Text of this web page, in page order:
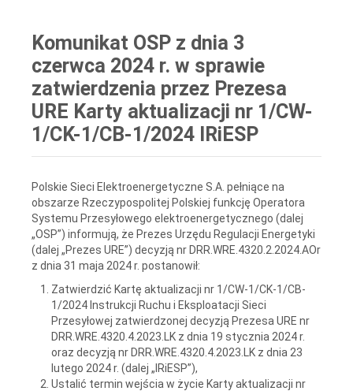
Komunikat OSP z dnia 3
czerwca 2024 r. w sprawie
zatwierdzenia przez Prezesa
URE Karty aktualizacji nr 1/CW-
1/CK-1/CB-1/2024 IRiESP
Polskie Sieci Elektroenergetyczne S.A. pełniące na
obszarze Rzeczypospolitej Polskiej funkcję Operatora
Systemu Przesyłowego elektroenergetycznego (dalej
„OSP”) informują, że Prezes Urzędu Regulacji Energetyki
(dalej „Prezes URE”) decyzją nr DRR.WRE.4320.2.2024.AOr
z dnia 31 maja 2024 r. postanowił:
Zatwierdzić Kartę aktualizacji nr 1/CW-1/CK-1/CB-
1/2024 Instrukcji Ruchu i Eksploatacji Sieci
Przesyłowej zatwierdzonej decyzją Prezesa URE nr
DRR.WRE.4320.4.2023.LK z dnia 19 stycznia 2024 r.
oraz decyzją nr DRR.WRE.4320.4.2023.LK z dnia 23
lutego 2024 r. (dalej „IRiESP”),
Ustalić termin wejścia w życie Karty aktualizacji nr